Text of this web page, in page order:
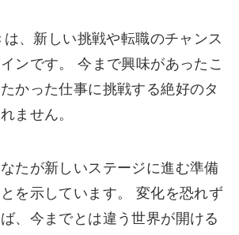
、新しい挑戦や転職のチャンス
ンです。 今まで興味があったこ
かった仕事に挑戦する絶好のタ
ません。
たが新しいステージに進む準備
を示しています。 変化を恐れず
、今までとは違う世界が開ける